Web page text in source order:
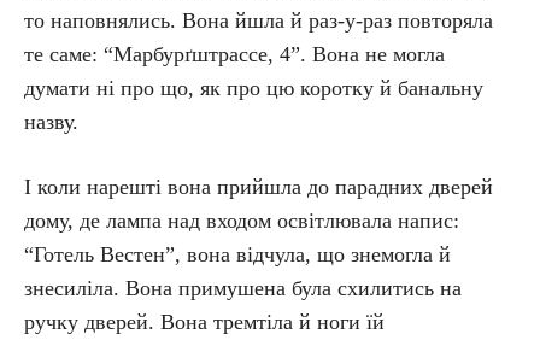
то наповнялись. Вона йшла й раз-у-раз повторяла
те саме: “Марбурґштрассе, 4”. Вона не могла
думати ні про що, як про цю коротку й банальну
назву.
І коли нарешті вона прийшла до парадних дверей
дому, де лампа над входом освітлювала напис:
“Готель Вестен”, вона відчула, що знемогла й
знесиліла. Вона примушена була схилитись на
ручку дверей. Вона тремтіла й ноги їй